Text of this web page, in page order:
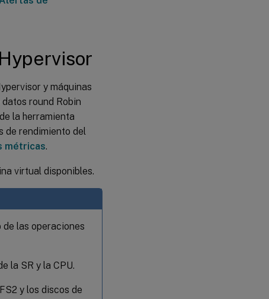
y máquinas
round Robin
la herramienta
de rendimiento del
métricas.
virtual disponibles.
las operaciones
la SR y la CPU.
y los discos de